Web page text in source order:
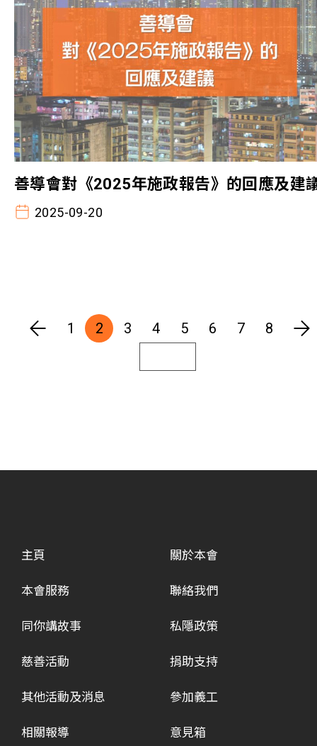
善導會對《2025年施政報告》的回應及建
2025-09-20
1 2 3 4 5 6 7 8
主頁
本會服務
同你講故事
慈善活動
其他活動及消息
相關報導
關於本會
聯絡我們
私隱政策
捐助支持
參加義工
意見箱